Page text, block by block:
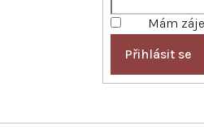
Mám
Přihlásit se